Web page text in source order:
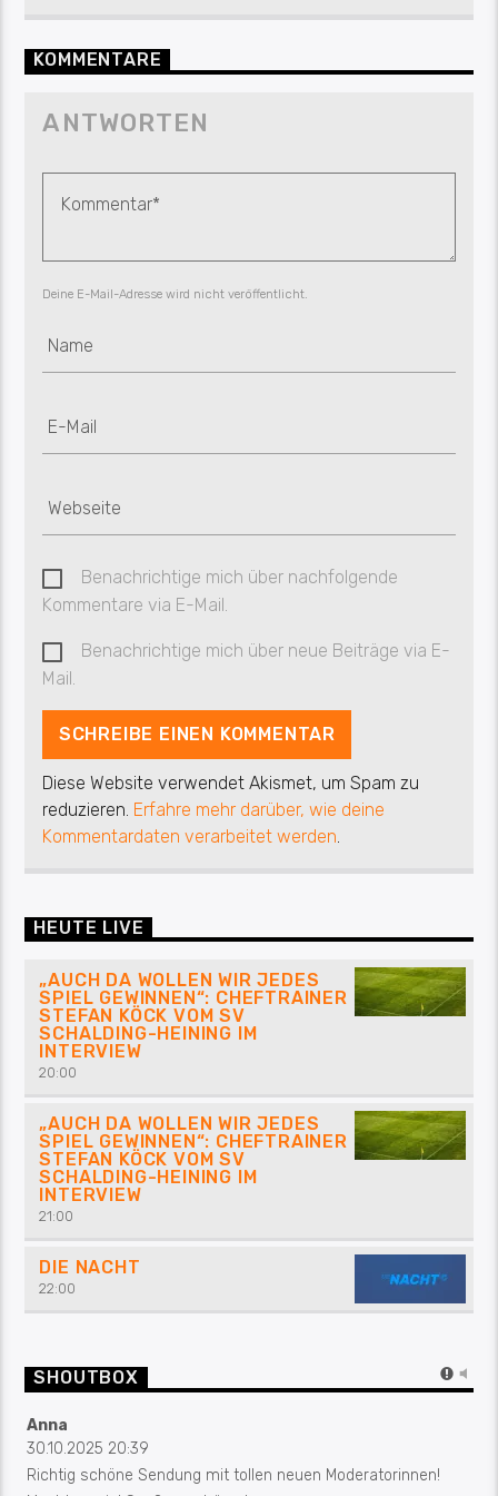
KOMMENTARE
ANTWORTEN
Deine E-Mail-Adresse wird nicht veröffentlicht.
Benachrichtige mich über nachfolgende
Kommentare via E-Mail.
Benachrichtige mich über neue Beiträge via E-
Mail.
Diese Website verwendet Akismet, um Spam zu
reduzieren. Erfahre mehr darüber, wie deine
Kommentardaten verarbeitet werden
HEUTE LIVE
„AUCH DA WOLLEN WIR JEDES
SPIEL GEWINNEN“: CHEFTRAINER
STEFAN KÖCK VOM SV
SCHALDING-HEINING IM
INTERVIEW
20:00
„AUCH DA WOLLEN WIR JEDES
SPIEL GEWINNEN“: CHEFTRAINER
STEFAN KÖCK VOM SV
SCHALDING-HEINING IM
INTERVIEW
21:00
DIE NACHT
22:00
SHOUTBOX
Anna
30.10.2025 20:39
Richtig schöne Sendung mit tollen neuen Moderatorinnen!